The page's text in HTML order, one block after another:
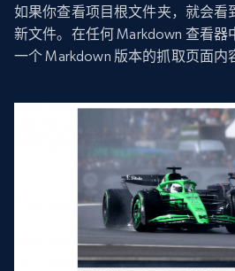
如果你查看项目根文件夹，就会看
新文件。在任何 Markdown 查看器
一个 Markdown 版本的抓取页面内